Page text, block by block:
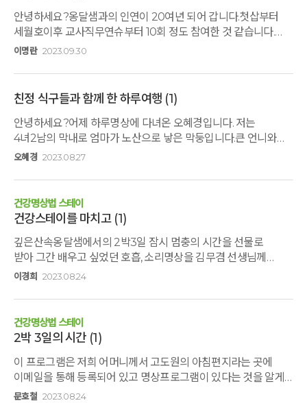
안녕하세요?옹달샘과의 인연이 20여년 되어 갑니다.첫삽부터
세월호이후 교사직무연슈부터 10회 정도 참여한 것 같습니다.
결혼한 아들과 예쁜새아기를 위해 준비한 툭별한 추석!함께
소통의 시간이자, 행복한 가족 마음여행 시간이었습니다. 좋은
공간, 건강하고 맛있는 음식 , 좋은 프로그램으로 행사마를
기획하고 진행해주신 고도원님과 마을지기분들께 진심으로
감사드립니다.앞으로 깊은산속 옹달샘이 더욱 번창하길
기원하며--한번 더 감사드립니다.항상 건강하고 행복하세요.
오늘도 ❤️
이명란 2023.09.30
친정 식구들과 함께 한 하루여행 (1)
안녕하세요?어제 하루명상에 다녀온 오혜경입니다. 저는
4녀2남의 막내로 엄마가 노산으로 낳은 막둥입니다.큰 언니와는
나이 차이가 꽤 나죠. 큰 언니가 올해 76세,작은언니가 73세그
되돌아가셨답니다. 일찍 돌아가신 아부지 대신결혼식날 내 손을
잡고 식장에 들어갔던큰오빠와의 이별이 저는 오랜 시간
고통스러웠어요. 지금 언니들도, 작은 오빠도 올케언니도
건강이좋은 상태가 아니라디톡스를 제대로 한 번 했으면 하는
간절함으로저는 생활단식명상캠프를 함께 하고 싶었으나 형부를
돌봐야 하는 언니는 외박을 할 수 없고,아직도 '단식'에 대해
부정적인 생각을 하는 식구들이 있어서,(제가 단식을 하고 얼마나
나이차가 많으니 함께 살았던 적이 없어서언니들은 막내 상태를
잘 모릅니다.) 우선 깊은산속옹달샘 하루명상이라도 함께
하고파식구들에게 제안을 했습니다. 하루명상은 단식을 하는
것이 아니라서 그런가 ㅋ모두들 흔쾌히 찬성하여
다녀왔답니다. 우리 작은 오빠는 워낙 유쾌한 사람인데올해 형을
잃고, 본인도 건강에 이상이 있어서많이 의기소침한
상황이라 하루지만 명상 프로그램이 오빠와 얼마 전 수술을 한
오혜경 2023.08.27
건강명상법 스테이
건강스테이를 마치고 (1)
깊은산속옹달샘에서의 2박3일 잠시 멈충의 시간을 선물로
받아 그간 배우고 싶었던 호흡, 소리명상을 김무겸 선생님께
지도받을 수 있어 기쁘고 감사한 시간이었습니다. 일상은 변함이
있음을. 행복을 원하지만, 현재의 고통을 변화시키려 하지 않고 그
고통을 가만히 내려놓고, 내 자신이 변화하면 상황이 행복을 위한
길로 안내해줄 수 있음을. 내 자신이 누구인가? 내 몸의
상태는? 이미 행복해진 것처럼, 이미 치유된 것처럼. 현상을
그대로 바라볼 수 있는 용기를 가져봅니다. 깊은 산속, 새소리,
바람 소리, 나무 향기 속에서 맛있는 자연 밥상과 스텝들의 조용한
프로그램 진행 덕분에 한결 가벼워진 마음으로 삶의 터전으로
이경희 2023.08.24
건강명상법 스테이
2박 3일의 시간 (1)
이 프로그램은 저희 어머니께서 고도원의 아침편지라는 곳에
이메일을 통해 등록되어 있고 명상프로그램이 있다는 것을 알게
되고 난 후 시간 날 때 들려보라는 부탁을 받고 신청을 하게
문호철 2023.08.24